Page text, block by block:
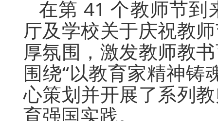
在第 41 个教师节到
厅及学校关于庆祝教
厚氛围，激发教师教
围绕“以教育家精神铸
心策划并开展了系列
育强国实践。